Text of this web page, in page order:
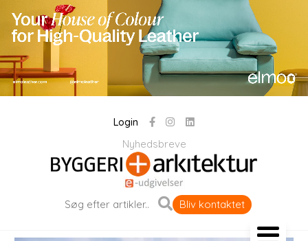
Login
Nyhedsbreve
Bliv kontaktet